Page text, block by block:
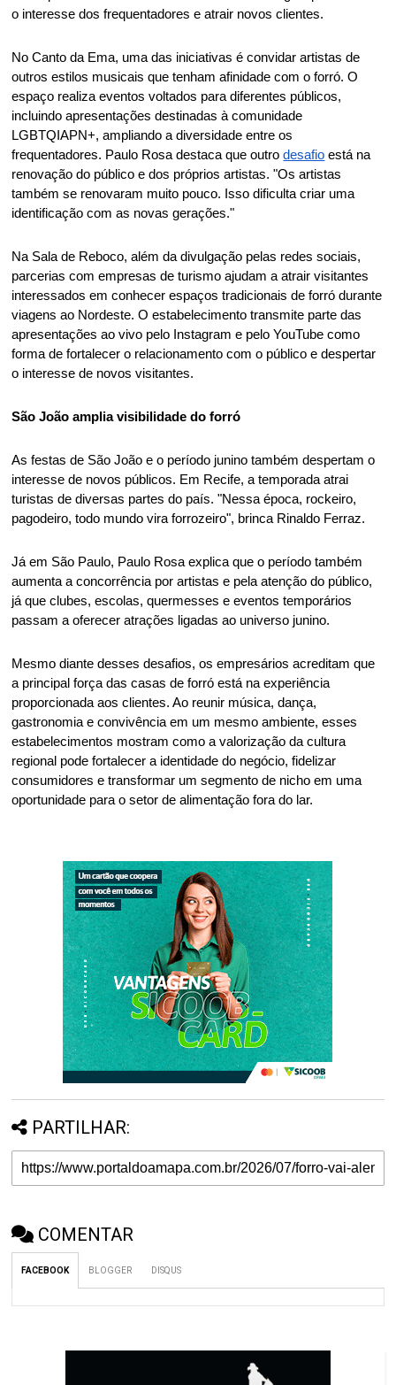
o interesse dos frequentadores e atrair novos clientes.
No Canto da Ema, uma das iniciativas é convidar artistas de
outros estilos musicais que tenham afinidade com o forró. O
espaço realiza eventos voltados para diferentes públicos,
incluindo apresentações destinadas à comunidade
LGBTQIAPN+, ampliando a diversidade entre os
frequentadores. Paulo Rosa destaca que outro desafio está na
renovação do público e dos próprios artistas. "Os artistas
também se renovaram muito pouco. Isso dificulta criar uma
identificação com as novas gerações."
Na Sala de Reboco, além da divulgação pelas redes sociais,
parcerias com empresas de turismo ajudam a atrair visitantes
interessados em conhecer espaços tradicionais de forró durante
viagens ao Nordeste. O estabelecimento transmite parte das
apresentações ao vivo pelo Instagram e pelo YouTube como
forma de fortalecer o relacionamento com o público e despertar
o interesse de novos visitantes.
São João amplia visibilidade do forró
As festas de São João e o período junino também despertam o
interesse de novos públicos. Em Recife, a temporada atrai
turistas de diversas partes do país. "Nessa época, rockeiro,
pagodeiro, todo mundo vira forrozeiro", brinca Rinaldo Ferraz.
Já em São Paulo, Paulo Rosa explica que o período também
aumenta a concorrência por artistas e pela atenção do público,
já que clubes, escolas, quermesses e eventos temporários
passam a oferecer atrações ligadas ao universo junino.
Mesmo diante desses desafios, os empresários acreditam que
a principal força das casas de forró está na experiência
proporcionada aos clientes. Ao reunir música, dança,
gastronomia e convivência em um mesmo ambiente, esses
estabelecimentos mostram como a valorização da cultura
regional pode fortalecer a identidade do negócio, fidelizar
consumidores e transformar um segmento de nicho em uma
oportunidade para o setor de alimentação fora do lar.
PARTILHAR:
COMENTAR
FACEBOOK BLOGGER DISQUS